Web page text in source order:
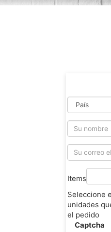
Items
Seleccione
unidades
el pedido
Captcha